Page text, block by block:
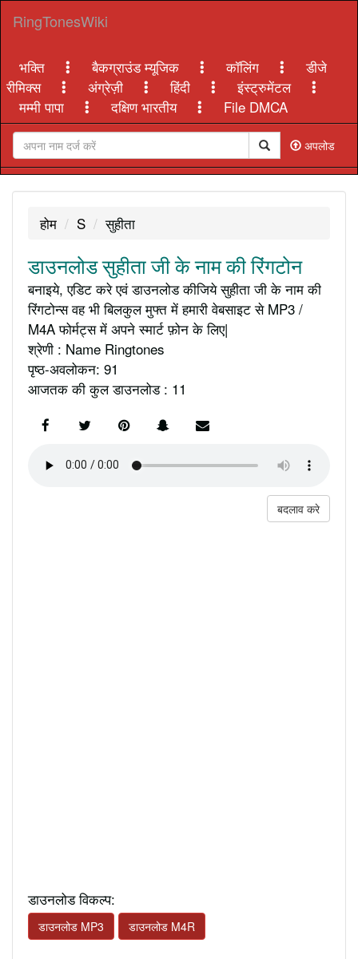
RingTonesWiki
भक्ति बैकग्राउंड म्यूजिक कॉलिंग
डीजे
रीमिक्स
अंग्रेज़ी हिंदी
इंस्ट्रुमेंटल
मम्मी पापा
दक्षिण भारतीय File DMCA
अपलोड
होम S सुहीता
डाउनलोड सुहीता जी के नाम की रिंगटोन
बनाइये, एडिट करे एवं डाउनलोड कीजिये सुहीता जी के नाम की
रिंगटोन्स वह भी बिलकुल मुफ्त में हमारी वेबसाइट से MP3 /
M4A फोर्मट्स में अपने स्मार्ट फ़ोन के लिए|
श्रेणी : Name Ringtones
पृष्ठ-अवलोकन: 91
आजतक की कुल डाउनलोड : 11
बदलाव करे
डाउनलोड विकल्प:
डाउनलोड MP3 डाउनलोड M4R